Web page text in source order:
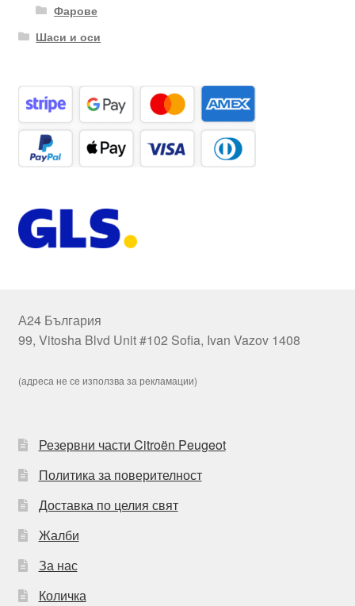
Фарове
Шаси и оси
А24 България
99, Vitosha Blvd Unit #102 Sofia, Ivan Vazov 1408
(адреса не се използва за рекламации)
Резервни части Citroën Peugeot
Политика за поверителност
Доставка по целия свят
Жалби
За нас
Количка